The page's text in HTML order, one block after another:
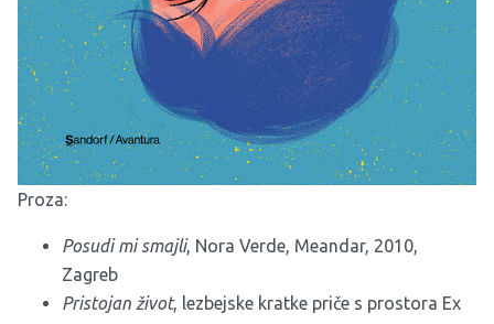
Proza:
Posudi mi smajli, Nora Verde, Meandar, 2010,
Zagreb
Pristojan život, lezbejske kratke priče s prostora Ex